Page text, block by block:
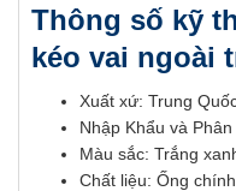
Thông số kỹ
kéo vai ngoài
Xuất xứ: Trung
Nhập Khẩu và Phân
Màu sắc: Trắng
Chất liệu: Ống